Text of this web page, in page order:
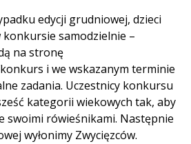
edycji grudniowej, dzieci
konkursie samodzielnie –
na stronę
i we wskazanym terminie
zadania. Uczestnicy konkursu
kategorii wiekowych tak, aby
swoimi rówieśnikami. Następnie
wyłonimy Zwycięzców.